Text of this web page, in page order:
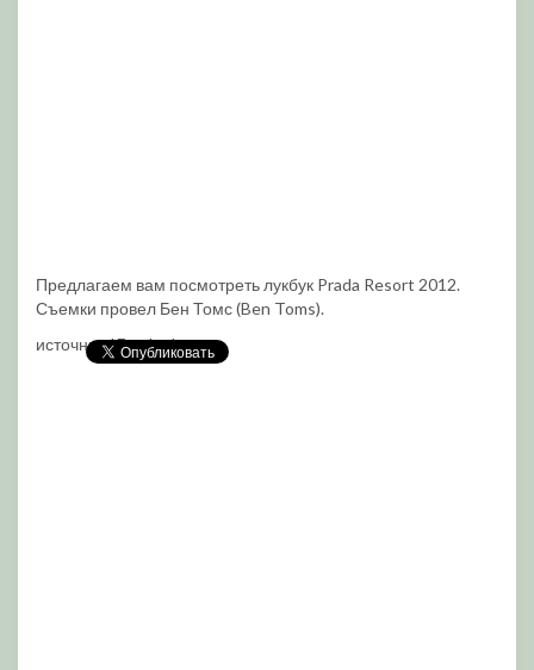
Предлагаем вам посмотреть лукбук Prada Resort 2012.
Съемки провел Бен Томс (Ben Toms).
источник *Etoday*